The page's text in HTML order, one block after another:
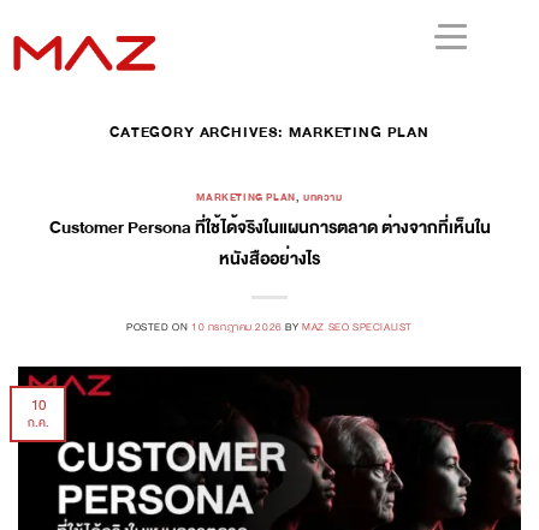
CATEGORY ARCHIVES:MARKETING PLAN
MARKETING PLAN, บทความ
Customer Persona ที่ใช้ได้จริงในแผนการตลาด ต่างจากที่เห็นใน
หนังสืออย่างไร
POSTED ON 10 กรกฎาคม 2026 BYMAZ SEO SPECIALIST
10
ก.ค.